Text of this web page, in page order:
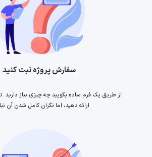
سفارش پروژه ثبت کنید
از طریق یک فرم ساده بگویید چه چیزی نیاز دارید.
ارائه دهید، اما نگران کامل شدن آن